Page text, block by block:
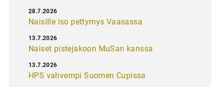
Naisille iso pettymys Vaasassa
28.7.2026
Naiset pistejakoon MuSan kanssa
13.7.2026
HPS vahvempi Suomen Cupissa
13.7.2026